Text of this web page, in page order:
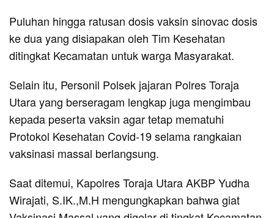
Puluhan hingga ratusan dosis vaksin sinovac dosis
ke dua yang disiapakan oleh Tim Kesehatan
ditingkat Kecamatan untuk warga Masyarakat.
Selain itu, Personil Polsek jajaran Polres Toraja
Utara yang berseragam lengkap juga mengimbau
kepada peserta vaksin agar tetap mematuhi
Protokol Kesehatan Covid-19 selama rangkaian
vaksinasi massal berlangsung.
Saat ditemui, Kapolres Toraja Utara AKBP Yudha
Wirajati, S.IK.,M.H mengungkapkan bahwa giat